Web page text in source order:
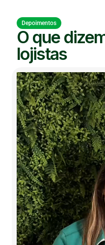
Depoimentos
O que
lojistas